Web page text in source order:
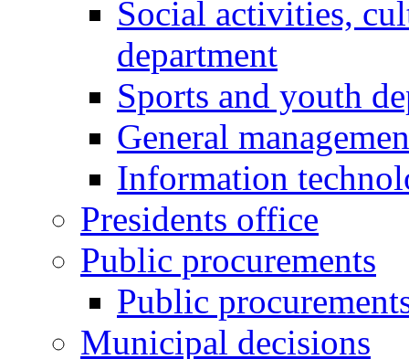
Social activities,
department
Sports and youth
General
Information
Presidents office
Public procurements
Public
Municipal decisions